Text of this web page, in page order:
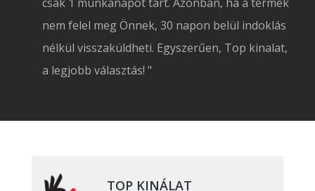
nem felel meg Önnek, 30 napon belül indoklás
nélkül visszaküldheti. Egyszerűen, Top kinalat,
a legjobb választás! "
TOP KINÁLAT